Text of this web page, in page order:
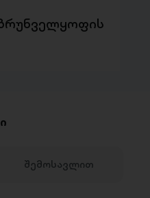
შემოსავლით